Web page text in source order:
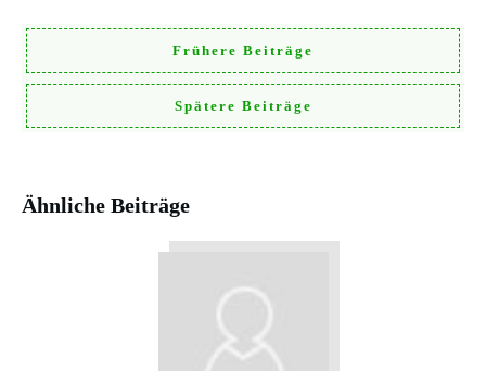
Frühere Beiträge
Spätere Beiträge
Ähnliche Beiträge